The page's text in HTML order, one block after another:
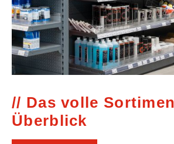
Das volle
Überblick